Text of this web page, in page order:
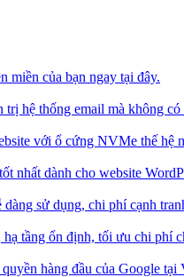
miền của bạn ngay tại đây.
trị hệ thống email mà không
với ổ cứng NVMe thế hệ
nhất dành cho website
sử dụng, chi phí cạnh
hạ tầng ổn định, tối ưu chi phí
hàng đầu của Google tại